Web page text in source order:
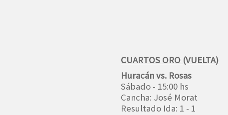
CUARTOS ORO (VUELTA)
Huracán vs. Rosas
Sábado - 15:00 hs
Cancha: José Morat
Resultado Ida: 1 - 1